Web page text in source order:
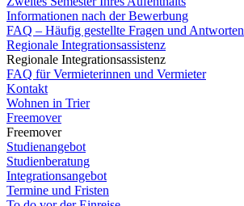
Informationen nach der Bewerbung
FAQ – Häufig gestellte Fragen und Antworten
Regionale Integrationsassistenz
Regionale Integrationsassistenz
FAQ für Vermieterinnen und Vermieter
Kontakt
Wohnen in Trier
Freemover
Freemover
Studienangebot
Studienberatung
Integrationsangebot
Termine und Fristen